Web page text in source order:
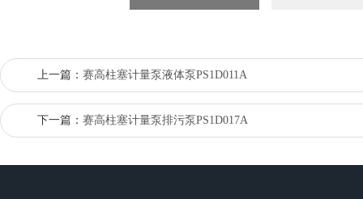
上一篇： 赛高柱塞计量泵液体泵PS1D011A
下一篇： 赛高柱塞计量泵排污泵PS1D017A